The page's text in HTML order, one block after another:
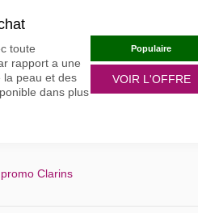
toute
rapport a une
la peau et des
dans plus
Populaire
VOIR L'OFFRE
Clarins